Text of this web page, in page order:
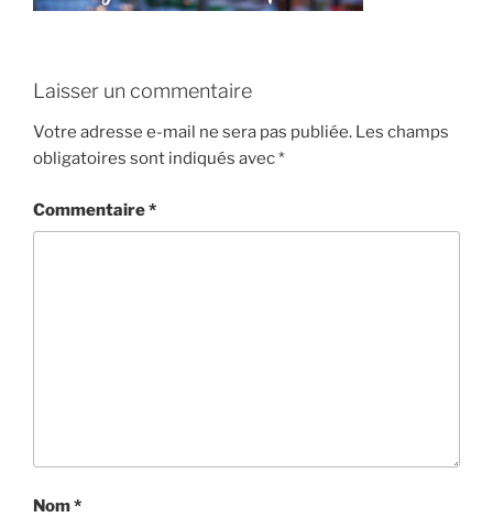
Laisser un commentaire
Votre adresse e-mail ne sera pas publiée. Les champs
obligatoires sont indiqués avec*
Commentaire*
Nom*